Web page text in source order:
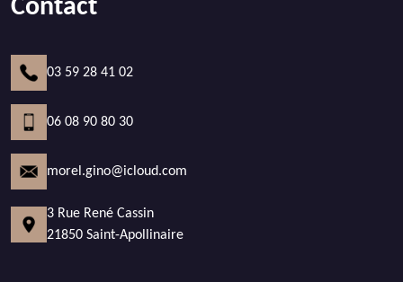
Contact
03 59 28 41 02
06 08 90 80 30
morel.gino@icloud.com
3 Rue René Cassin
21850 Saint-Apollinaire